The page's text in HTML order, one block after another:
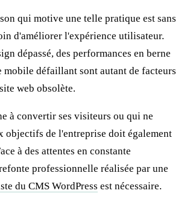
qui motive une telle pratique est sans
d'améliorer l'expérience utilisateur.
dépassé, des performances en berne
mobile défaillant sont autant de facteurs
web obsolète.
à convertir ses visiteurs ou qui ne
objectifs de l'entreprise doit également
à des attentes en constante
professionnelle réalisée par une
du CMS WordPress est nécessaire.